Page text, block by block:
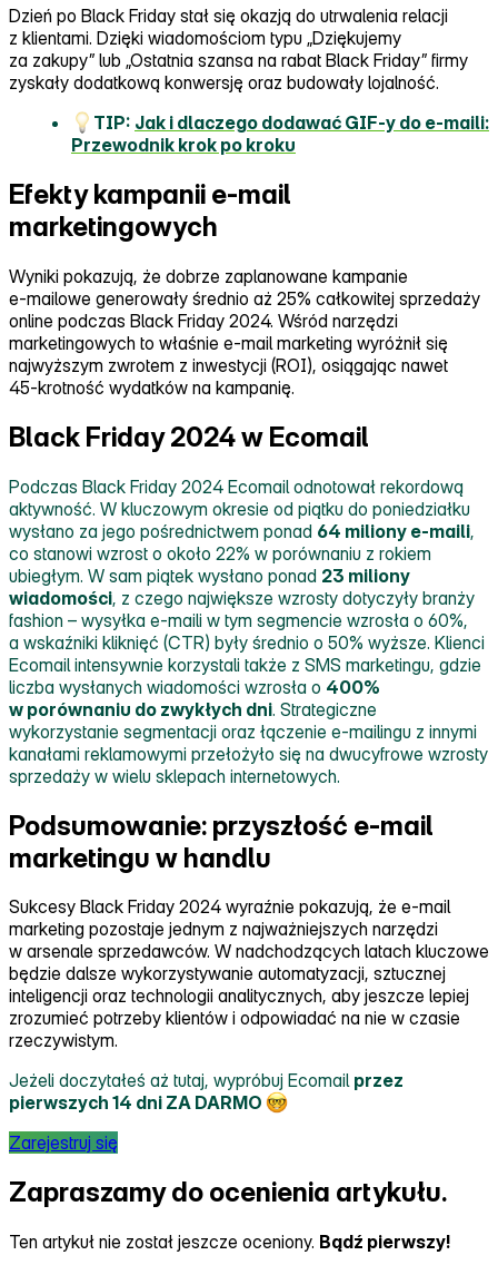
Dzień po Black Friday stał się okazją do utrwalenia relacji
z klientami. Dzięki wiadomościom typu „Dziękujemy
za zakupy” lub „Ostatnia szansa na rabat Black Friday” firmy
zyskały dodatkową konwersję oraz budowały lojalność.
TIP: Jak i dlaczego dodawać GIF‑y do e‑maili:
Przewodnik krok po kroku
Efekty kampanii e-mail
marketingowych
Wyniki pokazują, że dobrze zaplanowane kampanie
e‑mailowe generowały średnio aż 25% całkowitej sprzedaży
online podczas Black Friday 2024. Wśród narzędzi
marketingowych to właśnie e‑mail marketing wyróżnił się
najwyższym zwrotem z inwestycji (ROI), osiągając nawet
45‑krotność wydatków na kampanię.
Black Friday 2024 w Ecomail
Podczas Black Friday 2024 Ecomail odnotował rekordową
aktywność. W kluczowym okresie od piątku do poniedziałku
wysłano za jego pośrednictwem ponad 64 miliony e‑maili,
co stanowi wzrost o około 22% w porównaniu z rokiem
ubiegłym. W sam piątek wysłano ponad 23 miliony
wiadomości, z czego największe wzrosty dotyczyły branży
fashion – wysyłka e‑maili w tym segmencie wzrosła o 60%,
a wskaźniki kliknięć (CTR) były średnio o 50% wyższe. Klienci
Ecomail intensywnie korzystali także z SMS marketingu, gdzie
liczba wysłanych wiadomości wzrosła o 400%
w porównaniu do zwykłych dni. Strategiczne
wykorzystanie segmentacji oraz łączenie e‑mailingu z innymi
kanałami reklamowymi przełożyło się na dwucyfrowe wzrosty
sprzedaży w wielu sklepach internetowych.
Podsumowanie: przyszłość e-mail
marketingu w handlu
Sukcesy Black Friday 2024 wyraźnie pokazują, że e‑mail
marketing pozostaje jednym z najważniejszych narzędzi
w arsenale sprzedawców. W nadchodzących latach kluczowe
będzie dalsze wykorzystywanie automatyzacji, sztucznej
inteligencji oraz technologii analitycznych, aby jeszcze lepiej
zrozumieć potrzeby klientów i odpowiadać na nie w czasie
rzeczywistym.
Jeżeli doczytałeś aż tutaj, wypróbuj Ecomail przez
pierwszych 14 dni ZA DARMO
Zarejestruj się
Zapraszamy do ocenienia artykułu.
Ten artykuł nie został jeszcze oceniony. Bądź pierwszy!